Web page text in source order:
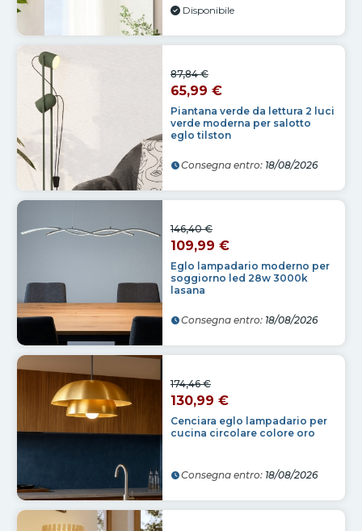
Disponibile
Piantana verde da lettura 2 luci
verde moderna per salotto
eglo tilston
87,84 €
65,99 €
Consegna entro: 18/08/2026
Eglo lampadario moderno per
soggiorno led 28w 3000k
lasana
146,40 €
109,99 €
Consegna entro: 18/08/2026
Cenciara eglo lampadario per
cucina circolare colore oro
174,46 €
130,99 €
Consegna entro: 18/08/2026